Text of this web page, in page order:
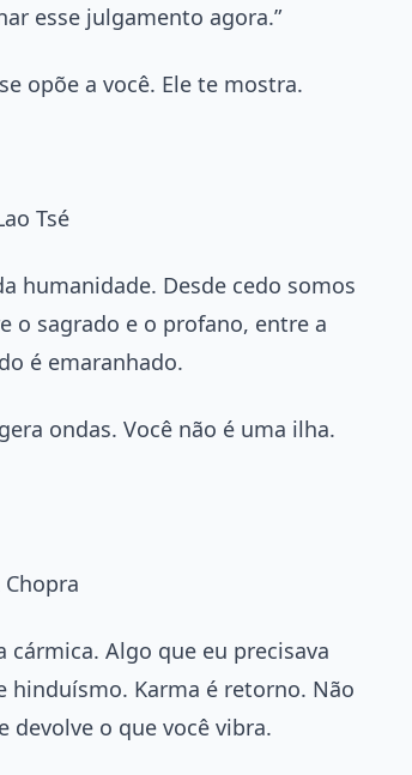
esse julgamento agora.”
opõe a você. Ele te mostra.
Tsé
humanidade. Desde cedo somos
o sagrado e o profano, entre a
é emaranhado.
ondas. Você não é uma ilha.
cármica. Algo que eu precisava
hinduísmo. Karma é retorno. Não
devolve o que você vibra.